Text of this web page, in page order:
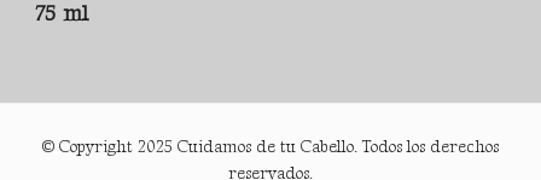
© Copyright 2025 Cuidamos de tu Cabello. Todos los derechos
reservados.